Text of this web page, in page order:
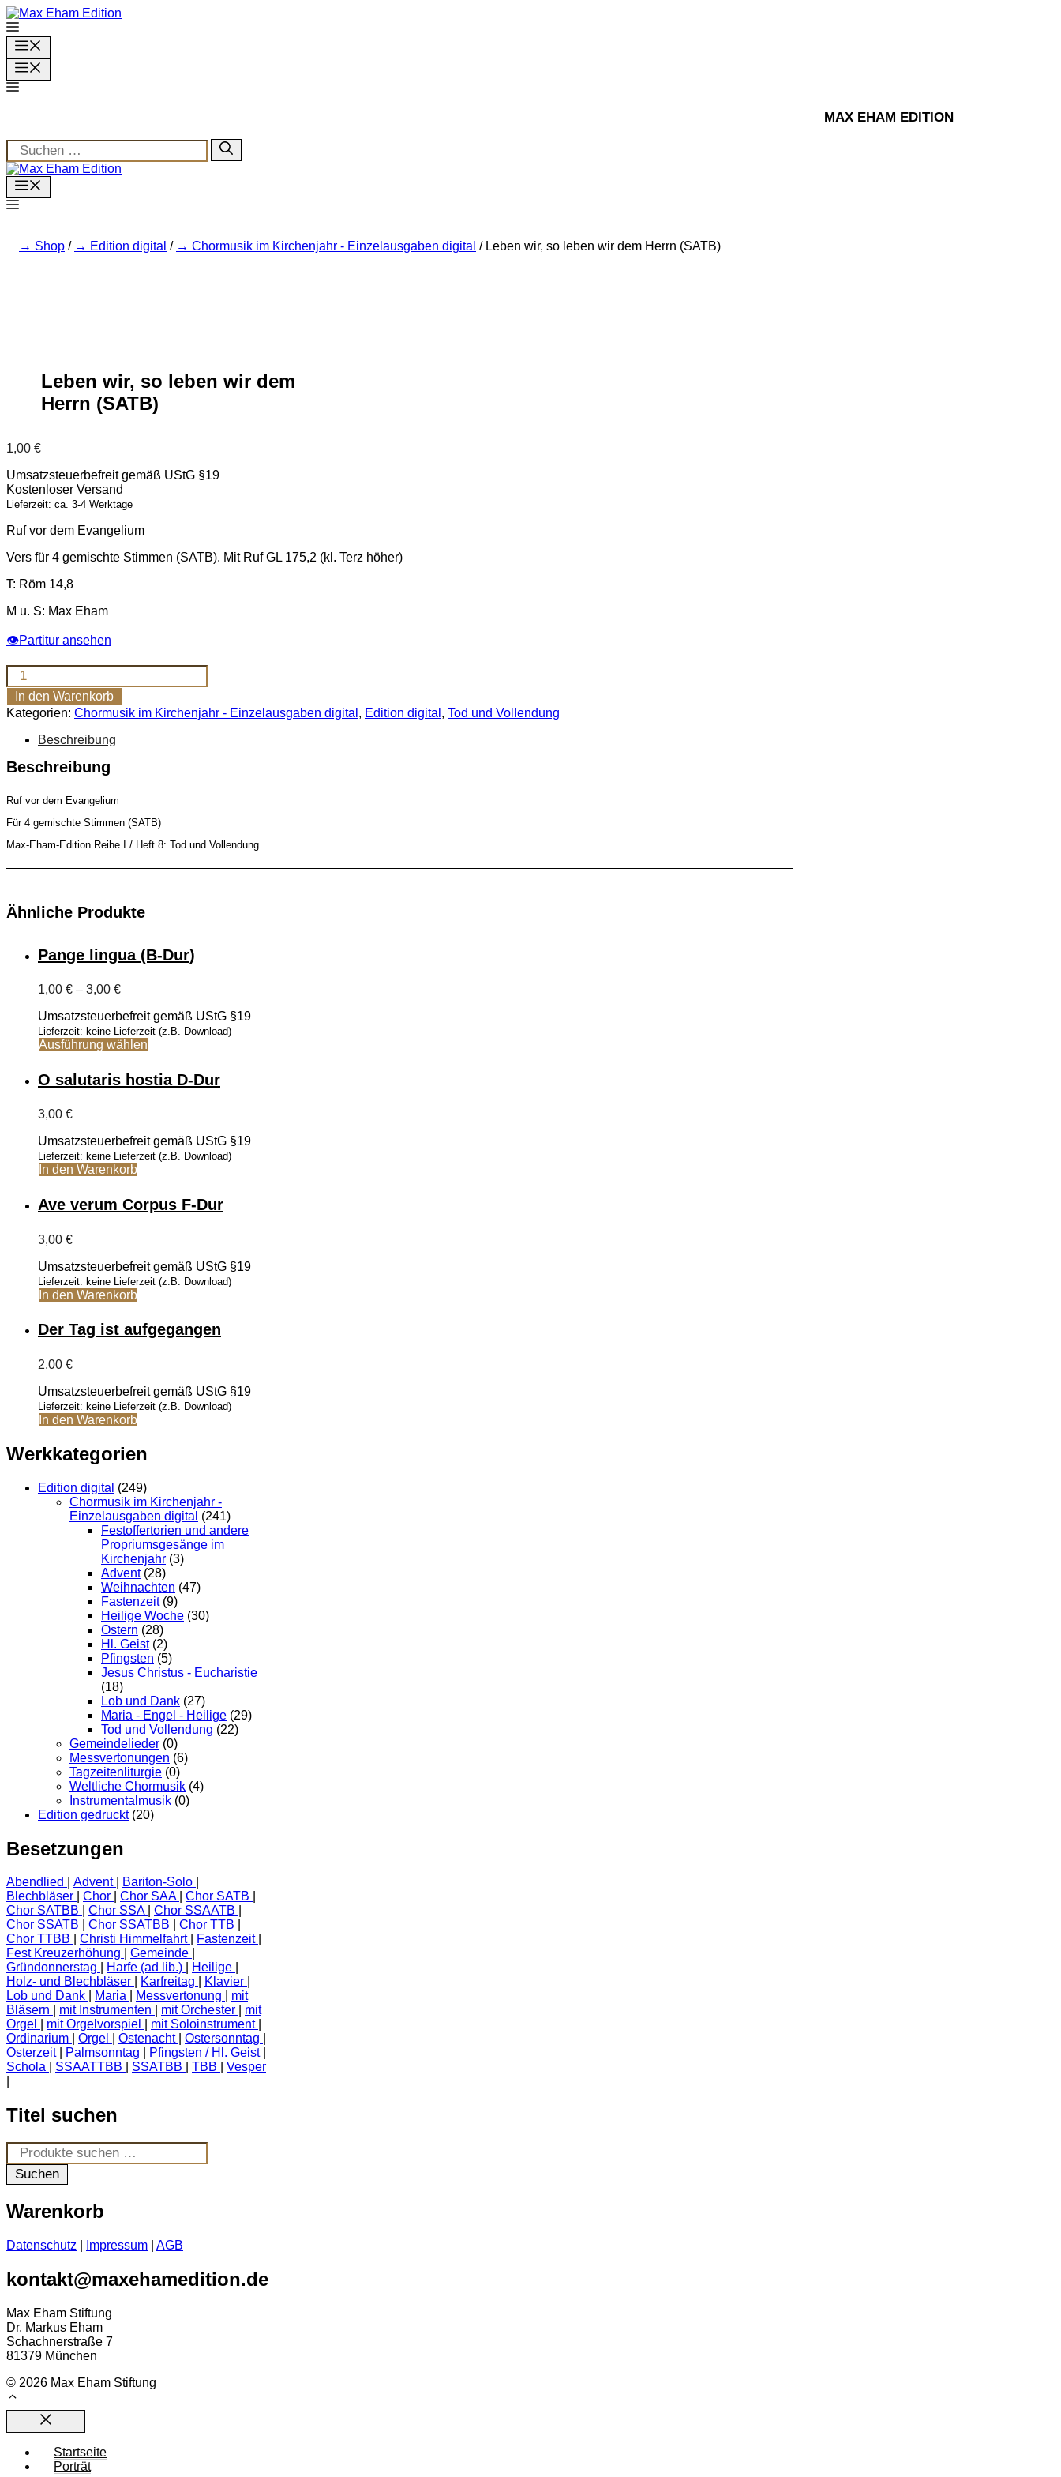
Zum
Inhalt
springen
MAX EHAM EDITION
Suchen
nach:
Shop / Edition digital / Chormusik im Kirchenjahr - Einzelausgaben digital / Leben wir, so leben wir dem Herrn (SATB)
Leben wir, so leben wir dem
Herrn (SATB)
1,00 €
Umsatzsteuerbefreit gemäß UStG §19
Kostenloser Versand
Lieferzeit: ca. 3-4 Werktage
Ruf vor dem Evangelium
Vers für 4 gemischte Stimmen (SATB). Mit Ruf GL 175,2 (kl. Terz höher)
T: Röm 14,8
M u. S: Max Eham
👁Partitur ansehen
Leben
wir,
so
leben
dem
(SATB)
Menge
In den Warenkorb
Kategorien: Chormusik im Kirchenjahr - Einzelausgaben digital , Edition digital , Tod und Vollendung
Beschreibung
Beschreibung
Ruf vor dem Evangelium
Für 4 gemischte Stimmen (SATB)
Max-Eham-Edition Reihe I / Heft 8: Tod und Vollendung
Ähnliche Produkte
Pange lingua (B-Dur)
1,00 € – 3,00 €Preisspanne:
bis
3,00 €
Umsatzsteuerbefreit gemäß UStG §19
Lieferzeit: keine Lieferzeit (z.B. Download)
Ausführung wählen
weist
mehrere
Optionen
können
Produktseite
gewählt
O salutaris hostia D-Dur
3,00 €
Umsatzsteuerbefreit gemäß UStG §19
Lieferzeit: keine Lieferzeit (z.B. Download)
In den Warenkorb
Ave verum Corpus F-Dur
3,00 €
Umsatzsteuerbefreit gemäß UStG §19
Lieferzeit: keine Lieferzeit (z.B. Download)
In den Warenkorb
Der Tag ist aufgegangen
2,00 €
Umsatzsteuerbefreit gemäß UStG §19
Lieferzeit: keine Lieferzeit (z.B. Download)
In den Warenkorb
Werkkategorien
Edition digital (249)
Chormusik im Kirchenjahr -
Einzelausgaben digital (241)
Festoffertorien und andere
Propriumsgesänge im
Kirchenjahr (3)
Advent (28)
Weihnachten (47)
Fastenzeit (9)
Heilige Woche (30)
Ostern (28)
Hl. Geist (2)
Pfingsten (5)
Jesus Christus - Eucharistie
(18)
Lob und Dank (27)
Maria - Engel - Heilige (29)
Tod und Vollendung (22)
Gemeindelieder (0)
Messvertonungen (6)
Tagzeitenliturgie (0)
Weltliche Chormusik (4)
Instrumentalmusik (0)
Edition gedruckt (20)
Besetzungen
Abendlied Advent
Bariton-Solo
Blechbläser
Chor Chor SAA
Chor SATB
Chor SATBB
Chor SSA
Chor SSAATB
Chor SSATB
Chor SSATBB
Chor TTB
Chor TTBB
Christi Himmelfahrt
Fastenzeit
Fest Kreuzerhöhung
Gemeinde
Gründonnerstag
Harfe (ad lib.)
Heilige
Holz- und Blechbläser
Karfreitag
Klavier
Lob und Dank
Maria Messvertonung
mit
Bläsern
mit Instrumenten mit Orchester
mit
Orgel
mit Orgelvorspiel
mit Soloinstrument
Ordinarium
Orgel Ostenacht
Ostersonntag
Osterzeit
Palmsonntag
Pfingsten / Hl. Geist
Schola
SSAATTBB SSATBB TBB Vesper
Titel suchen
Suchen
nach:
Suchen
Warenkorb
Datenschutz Impressum AGB
kontakt@maxehamedition.de
Max Eham Stiftung
Dr. Markus Eham
Schachnerstraße 7
81379 München
© 2026 Max Eham Stiftung
Close
Startseite
Porträt